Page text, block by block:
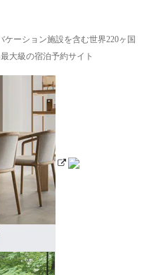
ーション施設を含む世界220ヶ国
大級の宿泊予約サイト